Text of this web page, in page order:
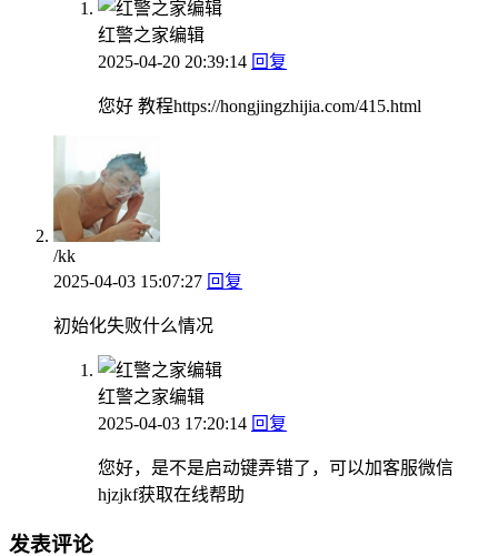
红警之家编辑
2025-04-20 20:39:14 回复
您好 教程https://hongjingzhijia.com/415.html
/kk
2025-04-03 15:07:27 回复
初始化失败什么情况
红警之家编辑
2025-04-03 17:20:14 回复
您好，是不是启动键弄错了，可以加客服微信
hjzjkf获取在线帮助
发表评论